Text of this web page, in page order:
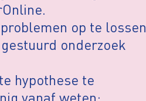
op te lossen
onderzoek
hypothese te
vanaf weten;